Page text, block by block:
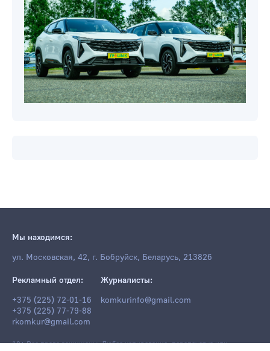
Мы находимся:
ул. Московская, 42, г. Бобруйск, Беларусь, 213826
Рекламный отдел:
+375 (225) 72-01-16
+375 (225) 77-79-88
rkomkur@gmail.com
Журналисты:
komkurinfo@gmail.com
18+ Все права защищены. Любое копирование, перепечатка или